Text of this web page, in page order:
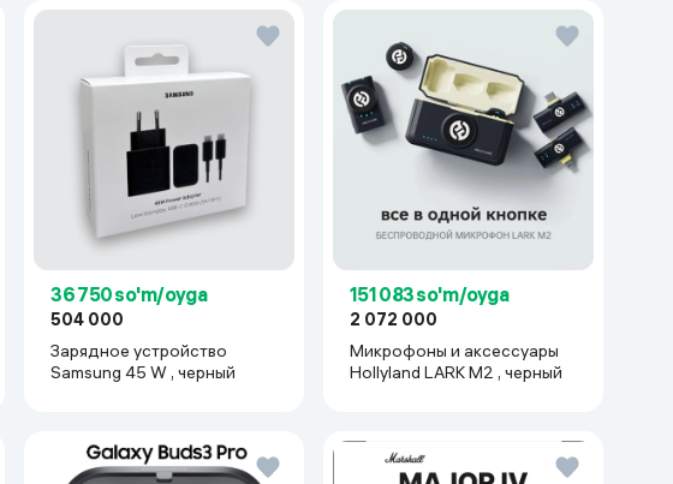
36 750 so'm/oyga
504 000
Зарядное устройство
Samsung 45 W , черный
151 083 so'm/oyga
2 072 000
Микрофоны и аксессуары
Hollyland LARK M2 , черный